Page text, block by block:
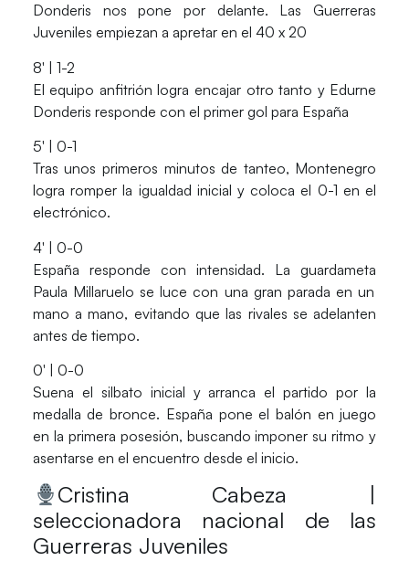
Donderis nos pone por delante. Las Guerreras
Juveniles empiezan a apretar en el 40 x 20
8′ | 1-2
El equipo anfitrión logra encajar otro tanto y Edurne
Donderis responde con el primer gol para España
5′ | 0-1
Tras unos primeros minutos de tanteo, Montenegro
logra romper la igualdad inicial y coloca el 0-1 en el
electrónico.
4′ | 0-0
España responde con intensidad. La guardameta
Paula Millaruelo se luce con una gran parada en un
mano a mano, evitando que las rivales se adelanten
antes de tiempo.
0′ | 0-0
Suena el silbato inicial y arranca el partido por la
medalla de bronce. España pone el balón en juego
en la primera posesión, buscando imponer su ritmo y
asentarse en el encuentro desde el inicio.
Cristina Cabeza |
seleccionadora nacional de las
Guerreras Juveniles